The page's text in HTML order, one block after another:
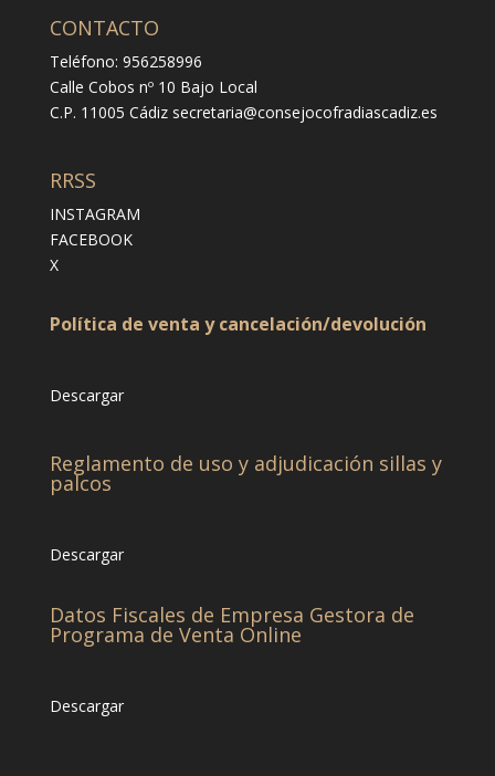
CONTACTO
Teléfono: 956258996
Calle Cobos nº 10 Bajo Local
C.P. 11005 Cádiz secretaria@consejocofradiascadiz.es
RRSS
INSTAGRAM
FACEBOOK
X
Política de venta y cancelación/devolución
Descargar
Reglamento de uso y adjudicación sillas y
palcos
Descargar
Datos Fiscales de Empresa Gestora de
Programa de Venta Online
Descargar